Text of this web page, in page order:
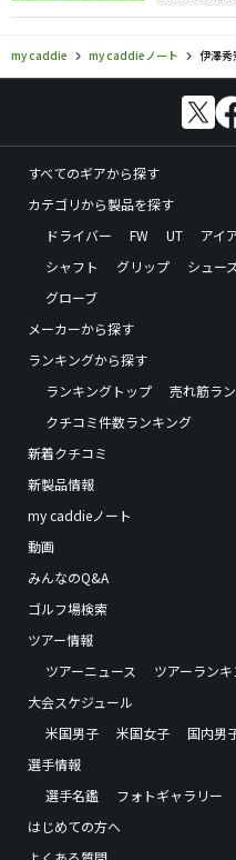
my caddie my caddieノート 伊澤秀憲
すべてのギアから探す
カテゴリから製品を探す
ドライバー
FW UT アイ
シャフト
グリップ シュー
グローブ
メーカーから探す
ランキングから探す
ランキングトップ
売れ筋ラ
クチコミ件数ランキング
新着クチコミ
新製品情報
my caddieノート
動画
みんなのQ&A
ゴルフ場検索
ツアー情報
ツアーニュース
ツアーラン
大会スケジュール
米国男子
米国女子 国内男
選手情報
選手名鑑
フォトギャラリー
はじめての方へ